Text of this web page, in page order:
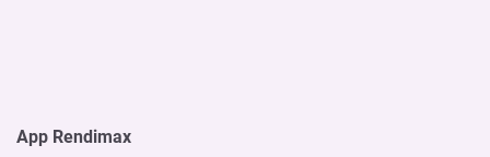
App Rendimax